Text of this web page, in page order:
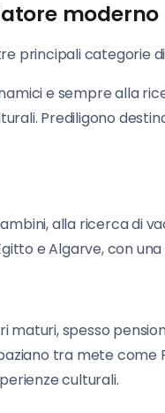
moderno
principali categorie
e sempre alla
Prediligono
alla ricerca di
e Algarve, con
maturi, spesso
tra mete come
culturali.